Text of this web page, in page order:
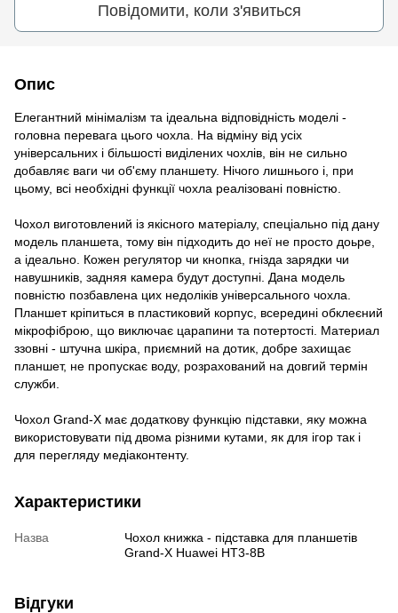
Повідомити, коли з'явиться
Опис
Елегантний мінімалізм та ідеальна відповідність моделі -
головна перевага цього чохла. На відміну від усіх
універсальних і більшості виділених чохлів, він не сильно
добавляє ваги чи об'єму планшету. Нічого лишнього і, при
цьому, всі необхідні функції чохла реалізовані повністю.
Чохол виготовлений із якісного матеріалу, спеціально під дану
модель планшета, тому він підходить до неї не просто доьре,
а ідеально. Кожен регулятор чи кнопка, гнізда зарядки чи
навушників, задняя камера будут доступні. Дана модель
повністю позбавлена цих недоліків універсального чохла.
Планшет кріпиться в пластиковий корпус, всередині обклеєний
мікрофіброю, що виключає царапини та потертості. Материал
ззовні - штучна шкіра, приємний на дотик, добре захищає
планшет, не пропускає воду, розрахований на довгий термін
служби.
Чохол Grand-X має додаткову функцію підставки, яку можна
використовувати під двома різними кутами, як для ігор так і
для перегляду медіаконтенту.
Характеристики
Назва
Чохол книжка - підставка для планшетів
Grand-X Huawei HT3-8B
Відгуки